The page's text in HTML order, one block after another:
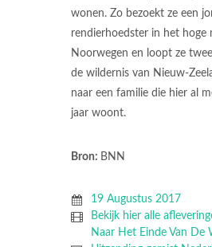
wonen. Zo bezoekt ze een
rendierhoedster in het hoge
Noorwegen en loopt ze
de wildernis van Nieuw-
naar een familie die hier al
jaar woont.
Bron: BNN
19 Augustus 2017
Bekijk hier alle
Naar Het Einde Van De